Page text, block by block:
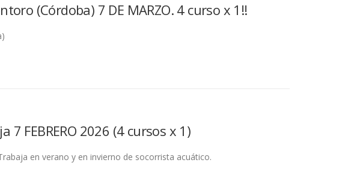
(Córdoba) 7 DE MARZO. 4 curso x 1!!
7 FEBRERO 2026 (4 cursos x 1)
en verano y en invierno de socorrista acuático.